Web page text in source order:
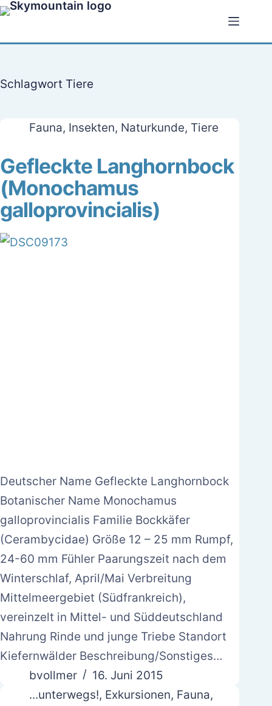
Zum
springen
Schlagwort Tiere
Fauna, Insekten, Naturkunde, Tiere
Gefleckte Langhornbock
(Monochamus
galloprovincialis)
Deutscher Name Gefleckte Langhornbock
Botanischer Name Monochamus
galloprovincialis Familie Bockkäfer
(Cerambycidae) Größe 12 – 25 mm Rumpf,
24-60 mm Fühler Paarungszeit nach dem
Winterschlaf, April/Mai Verbreitung
Mittelmeergebiet (Südfrankreich),
vereinzelt in Mittel- und Süddeutschland
Nahrung Rinde und junge Triebe Standort
Kiefernwälder Beschreibung/Sonstiges…
bvollmer
16. Juni 2015
...unterwegs!, Exkursionen, Fauna,